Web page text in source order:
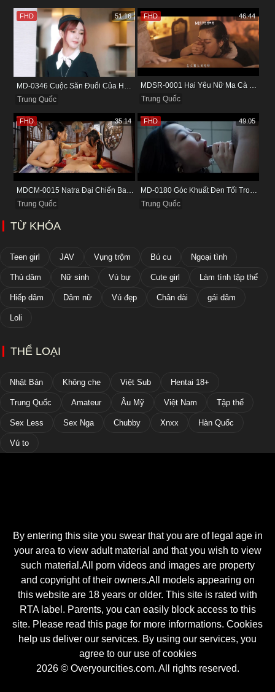
Trung Quốc
FHD 51:16
MDSR-0001 Hai Yêu Nữ Ma Cà Rồng Dâm Đãng Trong Bộ Đồ Lolita
Trung Quốc
FHD 46:44
MDCM-0015 Natra Đại Chiến Ba Nữ Tiểu Yêu Và Màn Thu Phục Làm Nô Lệ Tình Dục
Trung Quốc
FHD 35:14
MD-0180 Góc Khuất Đen Tối Trong Ở Bệnh Viện Tỉnh
Trung Quốc
FHD 49:05
TỪ KHÓA
Teen girl JAV Vụng trộm Bú cu Ngoại tình
Thủ dâm Nữ sinh Vú bự Cute girl Làm tình tập thể
Hiếp dâm Dâm nữ Vú đẹp Chân dài gái dâm
Loli
THỂ LOẠI
Nhật Bản Không che Việt Sub Hentai 18+
Trung Quốc Amateur Âu Mỹ Việt Nam Tập thể
Sex Less Sex Nga Chubby Xnxx Hàn Quốc
Vú to
By entering this site you swear that you are of legal age in
your area to view adult material and that you wish to view
such material.All porn videos and images are property
and copyright of their owners.All models appearing on
this website are 18 years or older. This site is rated with
RTA label. Parents, you can easily block access to this
site. Please read this page for more informations. Cookies
help us deliver our services. By using our services, you
agree to our use of cookies
2026 © Overyourcities.com. All rights reserved.